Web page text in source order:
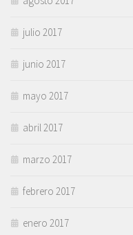
julio 2017
junio 2017
mayo 2017
abril 2017
marzo 2017
febrero 2017
enero 2017